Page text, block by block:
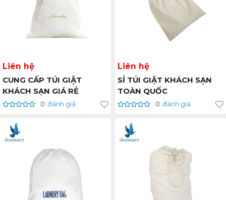
Liên hệ
CUNG CẤP TÚI GIẶT
KHÁCH SẠN GIÁ RẺ
0 đánh giá
Liên hệ
SỈ TÚI GIẶT KHÁCH SẠN
TOÀN QUỐC
0 đánh giá